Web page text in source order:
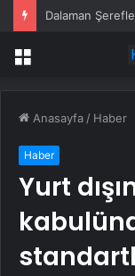
Dalaman
Menü
Anasayfa / Haber
Haber
Yurt